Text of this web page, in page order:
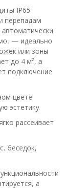
IP65
перепадам
— идеально
или зоны
до 4 м², а
подключение
цвете
эстетику.
рассеивает
беседок,
а